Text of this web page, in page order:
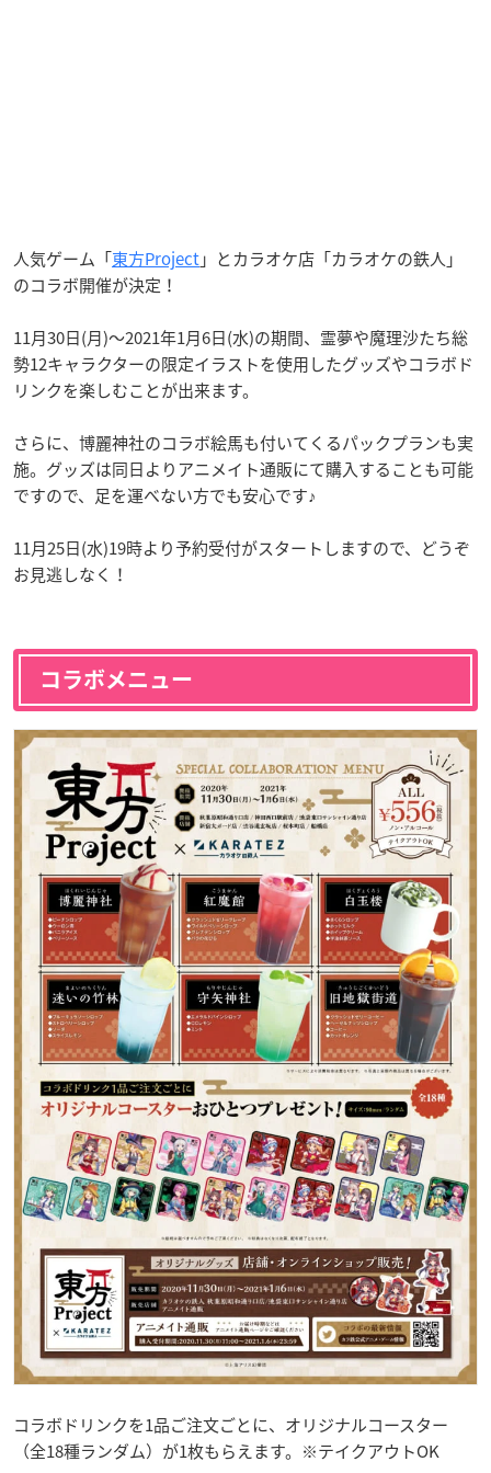
人気ゲーム「東方Project」とカラオケ店「カラオケの鉄人」
のコラボ開催が決定！
11月30日(月)～2021年1月6日(水)の期間、霊夢や魔理沙たち総
勢12キャラクターの限定イラストを使用したグッズやコラボド
リンクを楽しむことが出来ます。
さらに、博麗神社のコラボ絵馬も付いてくるパックプランも実
施。グッズは同日よりアニメイト通販にて購入することも可能
ですので、足を運べない方でも安心です♪
11月25日(水)19時より予約受付がスタートしますので、どうぞ
お見逃しなく！
コラボメニュー
コラボドリンクを1品ご注文ごとに、オリジナルコースター
（全18種ランダム）が1枚もらえます。※テイクアウトOK